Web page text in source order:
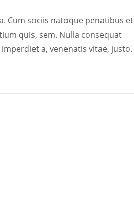
Cum sociis natoque penatibus et
quis, sem. Nulla consequat
a, venenatis vitae, justo.